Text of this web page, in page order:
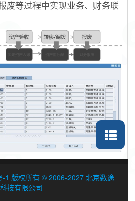
废等过程中实现业务、财务联
1 版权所有 © 2006-2027 北京数途
科技有限公司